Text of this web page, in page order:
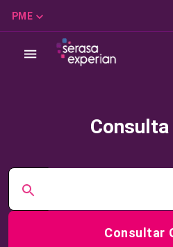
PME
Consulta
Consultar